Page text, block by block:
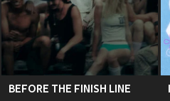
BEFORE THE FINISH LINE